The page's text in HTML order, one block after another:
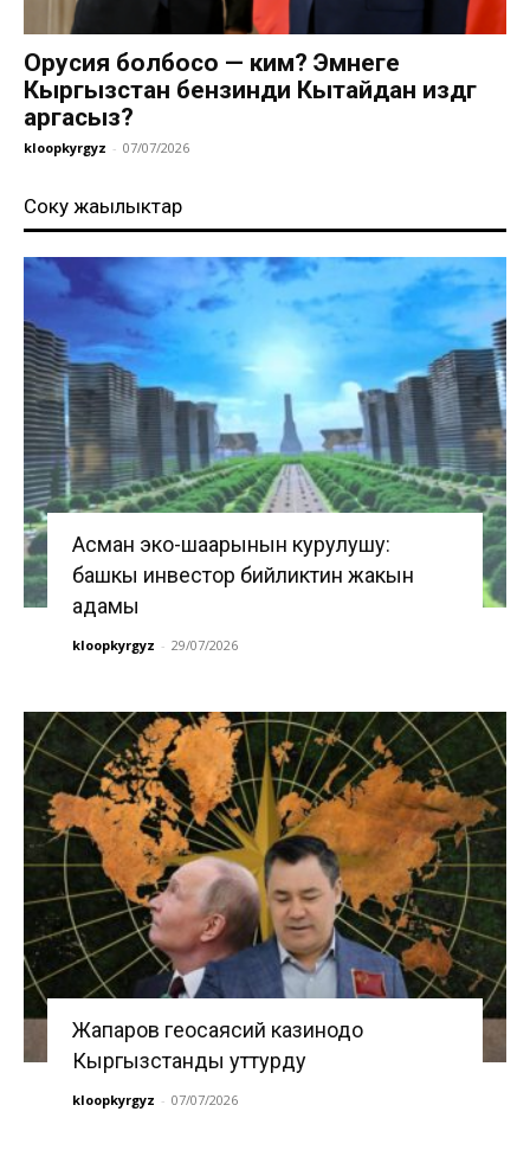
Орусия болбосо — ким? Эмнеге
Кыргызстан бензинди Кытайдан издөөгө
аргасыз?
kloopkyrgyz - 07/07/2026
Соңку жаңылыктар
Асман эко-шаарынын курулушу:
башкы инвестор бийликтин жакын
адамы
kloopkyrgyz - 29/07/2026
Жапаров геосаясий казинодо
Кыргызстанды уттурду
kloopkyrgyz - 07/07/2026